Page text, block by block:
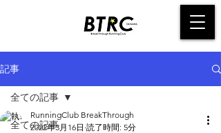
記事
全ての記事
全ての記事
RunningClub BreakThrough
2022年3月16日 読了時間: 5分